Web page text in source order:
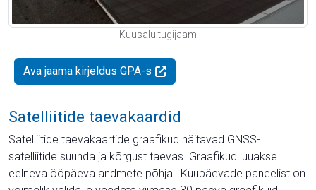
Kuusalu tugijaam
Ava jaama kirjeldus GPA-s
Satelliitide taevakaardid
Satelliitide taevakaartide graafikud näitavad GNSS-
satelliitide suunda ja kõrgust taevas. Graafikud luuakse
eelneva ööpäeva andmete põhjal. Kuupäevade paneelist on